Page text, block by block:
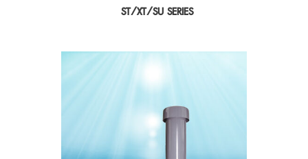
ST/XT/SU SERIES